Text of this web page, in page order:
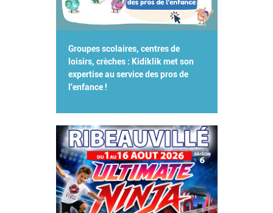
Groupes scolaires, centres de
loisirs, crèches : Kidiklik met son
expertise au service des pros de
l'enfance !